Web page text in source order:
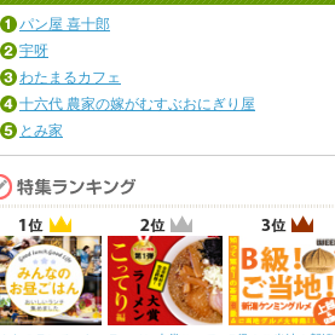
パン屋 喜十郎
宇呀
わたまるカフェ
十六代 農家の嫁がむすぶおにぎり屋
とみ家